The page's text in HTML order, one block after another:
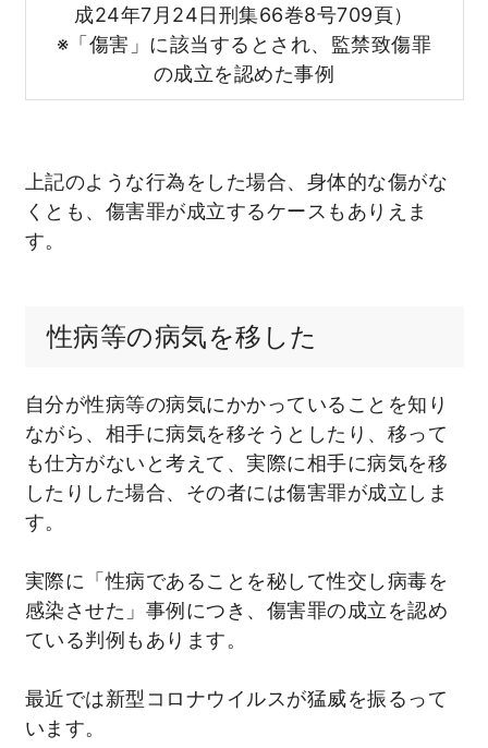
成24年7月24日刑集66巻8号709頁）
※「傷害」に該当するとされ、監禁致傷罪
の成立を認めた事例
上記のような行為をした場合、身体的な傷がな
くとも、傷害罪が成立するケースもありえま
す。
性病等の病気を移した
自分が性病等の病気にかかっていることを知り
ながら、相手に病気を移そうとしたり、移って
も仕方がないと考えて、実際に相手に病気を移
したりした場合、その者には傷害罪が成立しま
す。
実際に「性病であることを秘して性交し病毒を
感染させた」事例につき、傷害罪の成立を認め
ている判例もあります。
最近では新型コロナウイルスが猛威を振るって
います。